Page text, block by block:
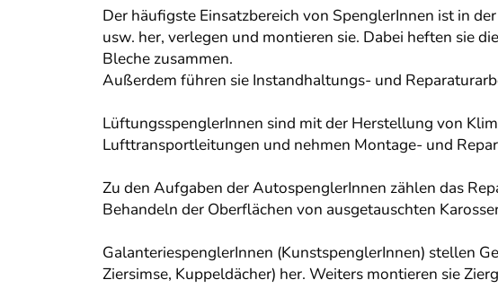
Der häufigste Einsatzbereich von SpenglerInnen ist in
usw. her, verlegen und montieren sie. Dabei heften sie
Bleche zusammen.
Außerdem führen sie Instandhaltungs- und
LüftungsspenglerInnen sind mit der Herstellung von
Lufttransportleitungen und nehmen Montage- und
Zu den Aufgaben der AutospenglerInnen zählen das
Behandeln der Oberflächen von ausgetauschten
GalanteriespenglerInnen (KunstspenglerInnen) stellen
Ziersimse, Kuppeldächer) her. Weiters montieren sie